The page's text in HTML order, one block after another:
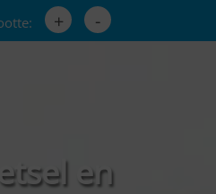
+ -
en